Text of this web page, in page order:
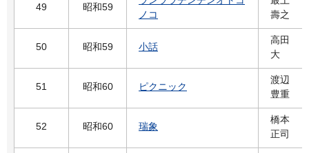
49 昭和59
ノコ
壽之
50 昭和59 小話
高田
大
51 昭和60 ピクニック
渡辺
豊重
52 昭和60 瑞象
橋本
正司